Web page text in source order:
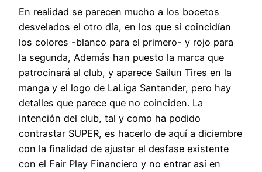
En realidad se parecen mucho a los bocetos
desvelados el otro día, en los que si coincidían
los colores -blanco para el primero- y rojo para
la segunda, Además han puesto la marca que
patrocinará al club, y aparece Sailun Tires en la
manga y el logo de LaLiga Santander, pero hay
detalles que parece que no coinciden. La
intención del club, tal y como ha podido
contrastar SUPER, es hacerlo de aquí a diciembre
con la finalidad de ajustar el desfase existente
con el Fair Play Financiero y no entrar así en